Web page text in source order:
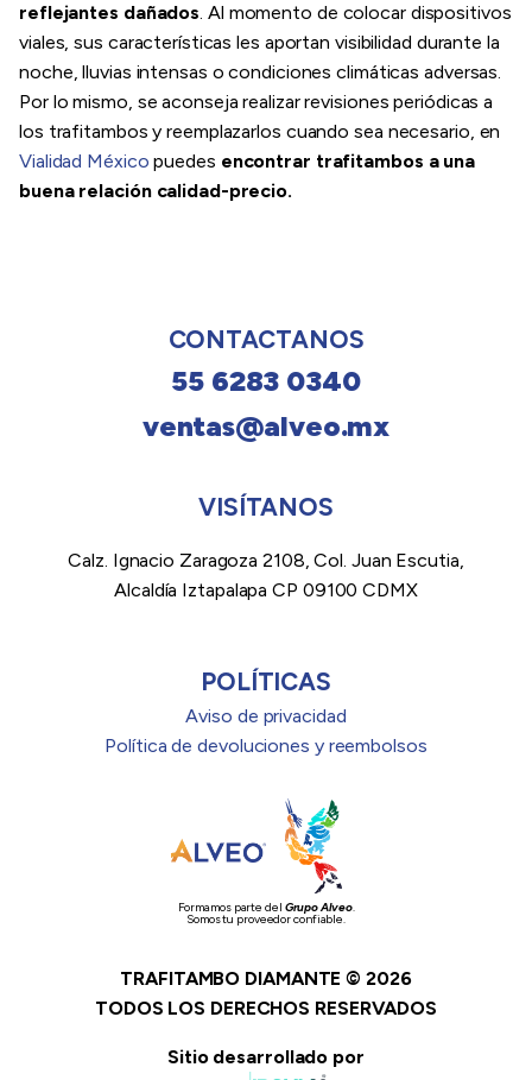
reflejantes dañados. Al momento de colocar dispositivos
viales, sus características les aportan visibilidad durante la
noche, lluvias intensas o condiciones climáticas adversas.
Por lo mismo, se aconseja realizar revisiones periódicas a
los trafitambos y reemplazarlos cuando sea necesario, en
Vialidad México puedes encontrar trafitambos a una
buena relación calidad-precio.
CONTACTANOS
55 6283 0340
ventas@alveo.mx
VISÍTANOS
Calz. Ignacio Zaragoza 2108, Col. Juan Escutia,
Alcaldía Iztapalapa CP 09100 CDMX
POLÍTICAS
Aviso de privacidad
Política de devoluciones y reembolsos
Formamos parte del Grupo Alveo.
Somos tu proveedor confiable.
TRAFITAMBO DIAMANTE © 2026
TODOS LOS DERECHOS RESERVADOS
Sitio desarrollado por